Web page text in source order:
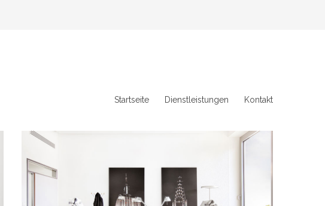
Startseite Dienstleistungen Kontakt